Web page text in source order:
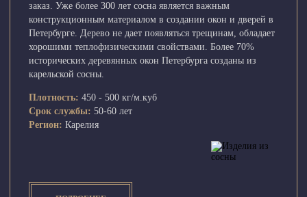
заказ. Уже более 300 лет сосна является важным
конструкционным материалом в создании окон и дверей в
Петербурге. Дерево не дает появляться трещинам, обладает
хорошими теплофизическими свойствами. Более 70%
исторических деревянных окон Петербурга созданы из
карельской сосны.
Плотность: 450 - 500 кг/м.куб
Срок службы: 50-60 лет
Регион: Карелия